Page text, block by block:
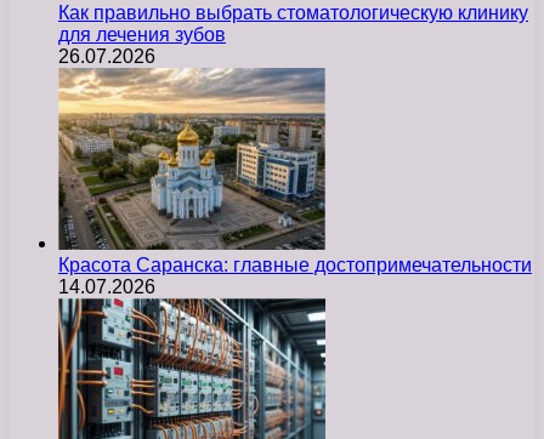
Как правильно выбрать стоматологическую клинику
для лечения зубов
26.07.2026
Красота Саранска: главные достопримечательности
14.07.2026